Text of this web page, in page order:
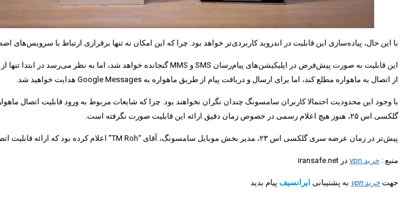
با این حال، پیاده‌سازی این قابلیت در اندروید کاربردی‌تر خواهد بود. چرا که این امکان نه تنها برقراری ارتباط با
از اتصال به ماهواره مطلع کند، اما برای ارسال و دریافت پیام از طریق ماهواره به Google Messages هدایت خواهید شد.
با وجود این محدودیت احتمالا کاربران سامسونگ چندان نگران نخواهند بود. چرا که شایعات مربوط به ورود قابلیت اتصال
گلکسی اس ۲۵، هنوز هیچ اعلام رسمی در خصوص زمان دقیق ارائه این قابلیت صورت نگرفته است.
پیش‌تر در زمان عرضه سری گلکسی اس ۲۳، مدیر بخش موبایل سامسونگ، آقای “TM Roh” اعلام کرده بود که ارائه قابلیت اتصال ماهواره‌ای به دلیل محدودیت‌های موجود و عدم زیرساخت مناسب، برای گوشی‌های سامسونگ زود است.
منبع : خرید vpn در iransafe.net
جهت خرید vpn به پشتیبانی ایرانسیف پیام بدید